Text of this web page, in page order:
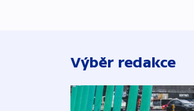
Výběr redakce